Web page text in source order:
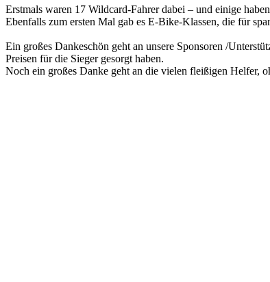
Erstmals waren 17 Wildcard-Fahrer dabei – und einige
Ebenfalls zum ersten Mal gab es E-Bike-Klassen, die für
Ein großes Dankeschön geht an unsere Sponsoren /
Preisen für die Sieger gesorgt haben.
Noch ein großes Danke geht an die vielen fleißigen Helfer,